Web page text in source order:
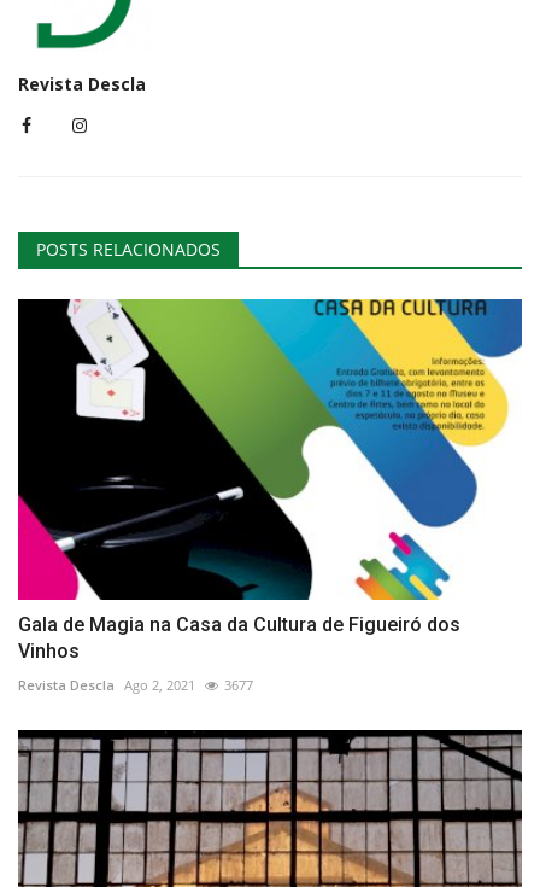
Revista Descla
POSTS RELACIONADOS
Gala de Magia na Casa da Cultura de Figueiró dos
Vinhos
Revista Descla Ago 2, 2021 3677